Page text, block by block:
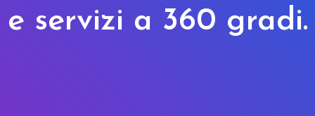
e servizi a 360 gradi.